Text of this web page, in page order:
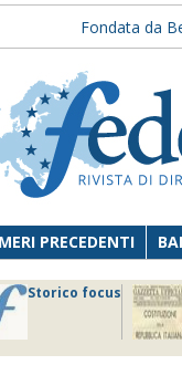
Fondata da
PRECEDENTI
Storico focus